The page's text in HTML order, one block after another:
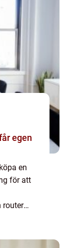
en
för att
router